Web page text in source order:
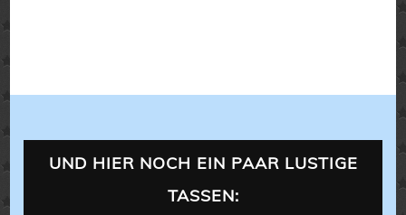
UND HIER NOCH EIN PAAR LUSTIGE
TASSEN: